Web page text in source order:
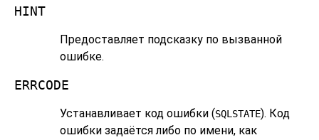
HINT
Предоставляет подсказку по вызванной
ошибке.
ERRCODE
Устанавливает код ошибки (SQLSTATE). Код
ошибки задаётся либо по имени, как